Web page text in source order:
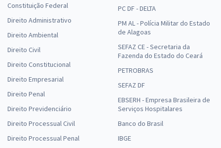
Constituição Federal
Direito Administrativo
Direito Ambiental
Direito Civil
Direito Constitucional
Direito Empresarial
Direito Penal
Direito Previdenciário
Direito Processual Civil
Direito Processual Penal
PC DF - DELTA
PM AL - Polícia Militar do Estado
de Alagoas
SEFAZ CE - Secretaria da
Fazenda do Estado do Ceará
PETROBRAS
SEFAZ DF
EBSERH - Empresa Brasileira de
Serviços Hospitalares
Banco do Brasil
IBGE